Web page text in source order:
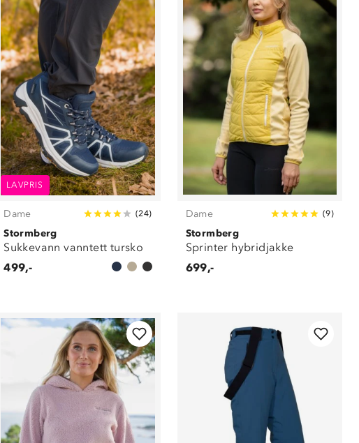
LAVPRIS
Dame (24)
Stormberg
Sukkevann vanntett tursko
499,-
Dame (9)
Stormberg
Sprinter hybridjakke
699,-